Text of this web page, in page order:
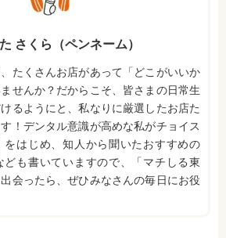
さくら（ペンネーム）
たくさんお店があって「どこがいいか
せんか？だからこそ、皆さまの日常生
るようにと、私なりに厳選したお店た
！デンタル意識が高めな私がチョイス
をはじめ、知人から聞いたおすすめの
ども書いていますので、「マチしる東
会ったら、ぜひみなさんの毎日にお役